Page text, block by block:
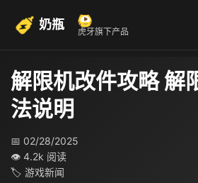
奶瓶 虎牙旗下产品
解限机改件攻略 解
法说明
📅 02/28/2025
👁 4.2k 阅读
🏷 游戏新闻